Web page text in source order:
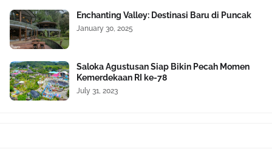
Enchanting Valley: Destinasi Baru di Puncak
January 30, 2025
Saloka Agustusan Siap Bikin Pecah Momen
Kemerdekaan RI ke-78
July 31, 2023